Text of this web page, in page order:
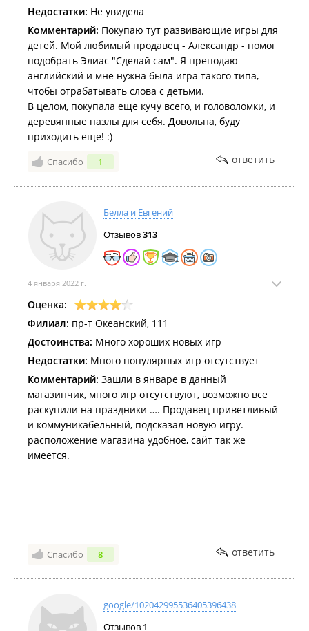
Недостатки: Не увидела
Комментарий: Покупаю тут развивающие игры для
детей. Мой любимый продавец - Александр - помог
подобрать Элиас "Сделай сам". Я преподаю
английский и мне нужна была игра такого типа,
чтобы отрабатывать слова с детьми.
В целом, покупала еще кучу всего, и головоломки, и
деревянные пазлы для себя. Довольна, буду
приходить еще! :)
Спасибо 1 ответить
Белла и Евгений
Отзывов313
4 января 2022 г.
Оценка:
Филиал: пр-т Океанский, 111
Достоинства: Много хороших новых игр
Недостатки: Много популярных игр отсутствует
Комментарий: Зашли в январе в данный
магазинчик, много игр отсутствуют, возможно все
раскупили на праздники …. Продавец приветливый
и коммуникабельный, подсказал новую игру.
расположение магазина удобное, сайт так же
имеется.
Спасибо 8 ответить
google/102042995536405396438
Отзывов 1